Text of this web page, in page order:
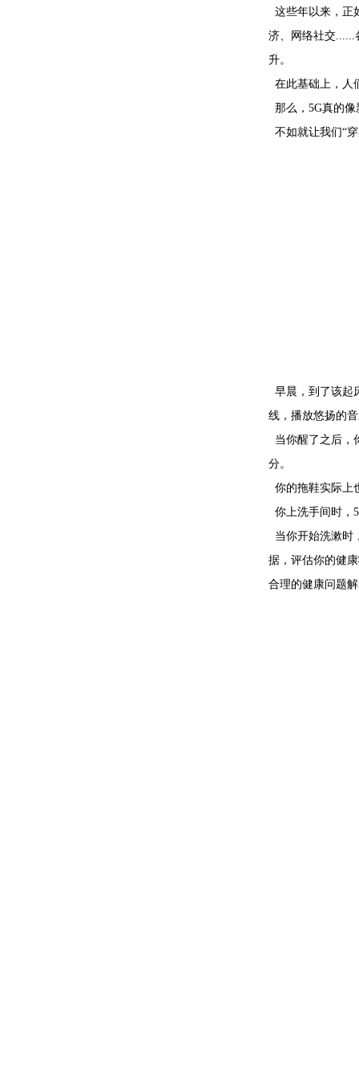
这些年以来，正
济、网络社交......
升。
在此基础上，人
那么，5G真的
不如就让我们“
早晨，到了该起
线，播放悠扬的
当你醒了之后，
分。
你的拖鞋实际上
你上洗手间时，
当你开始洗漱时
据，评估你的健
合理的健康问题